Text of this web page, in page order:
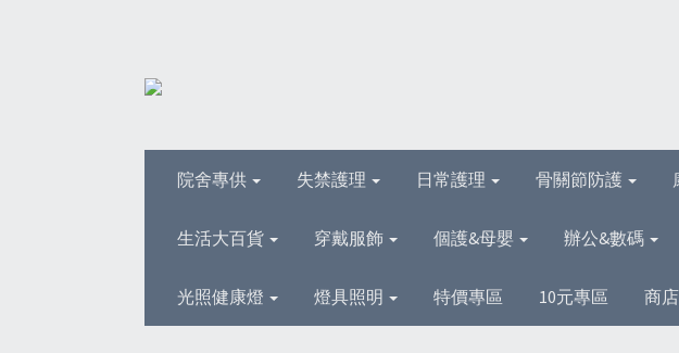
院舍專供 失禁護理 日常護理 骨關節防護
生活大百貨 穿戴服飾 個護&母嬰 辦公&數碼
光照健康燈 燈具照明 特價專區 10元專區 商